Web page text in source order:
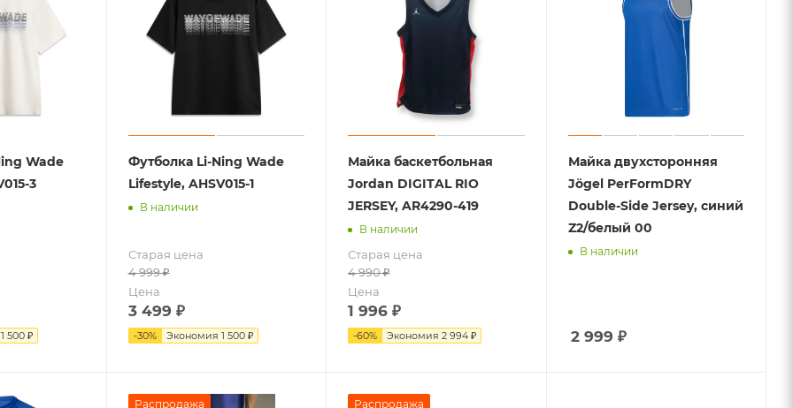
Wade
3
1 500 ₽
Футболка Li-Ning Wade
Lifestyle, AHSV015-1
В наличии
Старая цена
4 999₽
Цена
3 499 ₽
-30% Экономия 1 500 ₽
Майка баскетбольная
Jordan DIGITAL RIO
JERSEY, AR4290-419
В наличии
Старая цена
4 990₽
Цена
1 996 ₽
-60% Экономия 2 994 ₽
Майка двухсторонняя
Jögel PerFormDRY
Double-Side Jersey, синий
Z2/белый 00
В наличии
2 999 ₽
Распродажа Распродажа